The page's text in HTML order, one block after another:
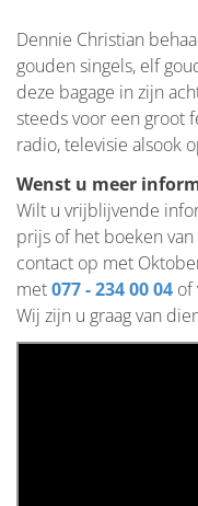
Dennie Christian
gouden singels, elf
deze bagage in zijn
steeds voor een groot
radio, televisie alsook
Wenst u meer
Wilt u vrijblijvende
prijs of het boeken
contact op met
met077 - 234 00 04 of
Wij zijn u graag van